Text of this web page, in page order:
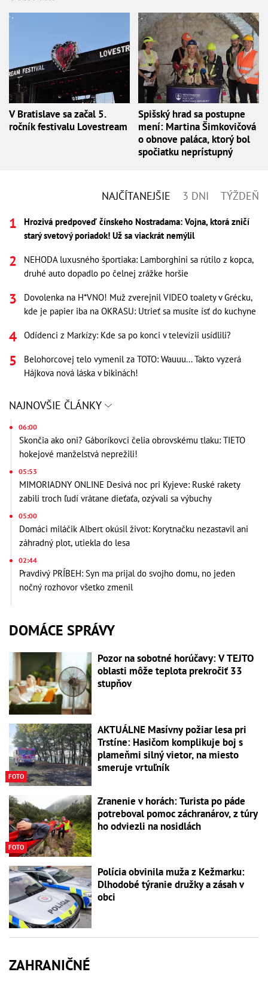
V Bratislave sa začal 5.
ročník festivalu Lovestream
Spišský hrad sa postupne
mení: Martina Šimkovičová
o obnove paláca, ktorý bol
spočiatku neprístupný
NAJČÍTANEJŠIE 3 DNI TÝŽDEŇ
Hrozivá predpoveď čínskeho Nostradama: Vojna, ktorá zničí
starý svetový poriadok! Už sa viackrát nemýlil
NEHODA luxusného športiaka: Lamborghini sa rútilo z kopca,
druhé auto dopadlo po čelnej zrážke horšie
Dovolenka na H*VNO! Muž zverejnil VIDEO toalety v Grécku,
kde je papier iba na OKRASU: Utrieť sa musíte ísť do kuchyne
Odídenci z Markízy: Kde sa po konci v televízii usídlili?
Belohorcovej telo vymenil za TOTO: Wauuu... Takto vyzerá
Hájkova nová láska v bikinách!
NAJNOVŠIE ČLÁNKY
06:00
Skončia ako oni? Gáboríkovci čelia obrovskému tlaku: TIETO
hokejové manželstvá neprežili!
05:53
MIMORIADNY ONLINE Desivá noc pri Kyjeve: Ruské rakety
zabili troch ľudí vrátane dieťaťa, ozývali sa výbuchy
05:00
Domáci miláčik Albert okúsil život: Korytnačku nezastavil ani
záhradný plot, utiekla do lesa
02:44
Pravdivý PRÍBEH: Syn ma prijal do svojho domu, no jeden
nočný rozhovor všetko zmenil
DOMÁCE SPRÁVY
Pozor na sobotné horúčavy: V TEJTO
oblasti môže teplota prekročiť 33
stupňov
FOTO
AKTUÁLNE Masívny požiar lesa pri
Trstíne: Hasičom komplikuje boj s
plameňmi silný vietor, na miesto
smeruje vrtuľník
FOTO
Zranenie v horách: Turista po páde
potreboval pomoc záchranárov, z túry
ho odviezli na nosidlách
Polícia obvinila muža z Kežmarku:
Dlhodobé týranie družky a zásah v
obci
ZAHRANIČNÉ